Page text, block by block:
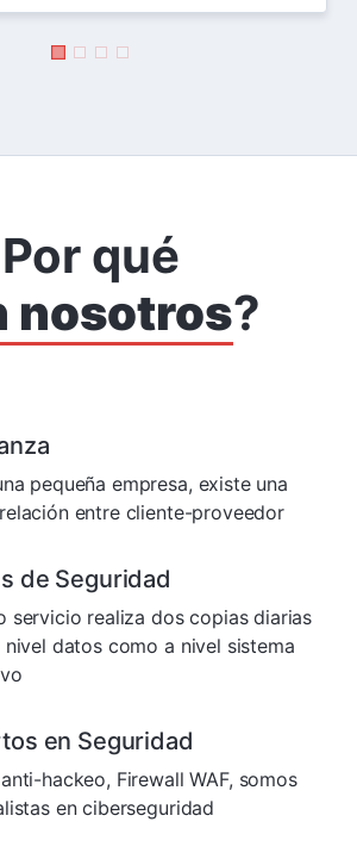
Por qué
nosotros?
pequeña empresa, existe una
entre cliente-proveedor
de Seguridad
servicio realiza dos copias diarias
datos como a nivel sistema
en Seguridad
hackeo, Firewall WAF, somos
en ciberseguridad